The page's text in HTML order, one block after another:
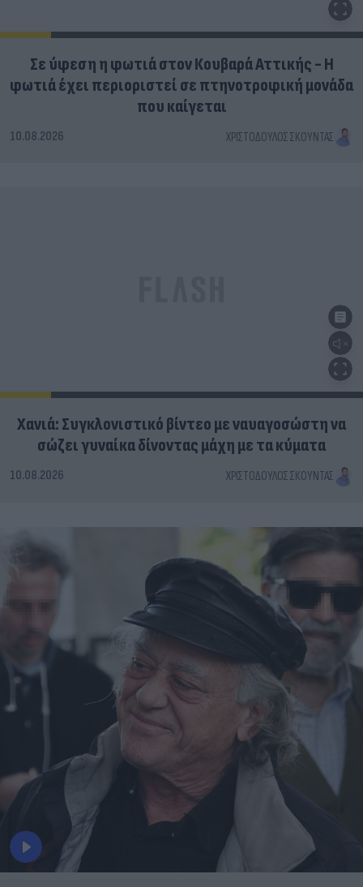
Σε ύφεση η φωτιά στον Κουβαρά Αττικής - Η
φωτιά έχει περιοριστεί σε πτηνοτροφική μονάδα
που καίγεται
10.08.2026 ΧΡΙΣΤΌΔΟΥΛΟΣ ΣΚΟΎΝΤΑΣ
Χανιά: Συγκλονιστικό βίντεο με ναυαγοσώστη να
σώζει γυναίκα δίνοντας μάχη με τα κύματα
10.08.2026 ΧΡΙΣΤΌΔΟΥΛΟΣ ΣΚΟΎΝΤΑΣ